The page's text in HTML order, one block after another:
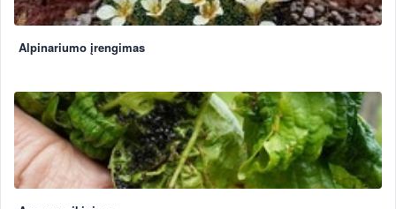
Alpinariumo įrengimas